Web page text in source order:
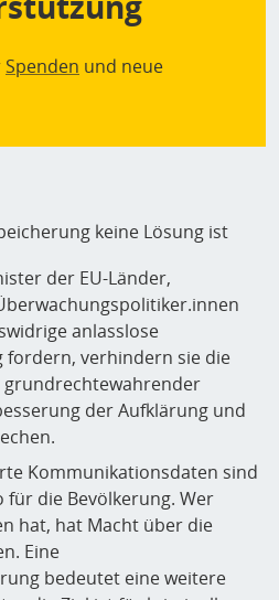
Spenden und neue
keine Lösung ist
der EU-Länder,
anlasslose
fordern, verhindern sie die
grundrechtewahrender
der Aufklärung und
Kommunikationsdaten sind
für die Bevölkerung. Wer
hat, hat Macht über die
Eine
bedeutet eine weitere